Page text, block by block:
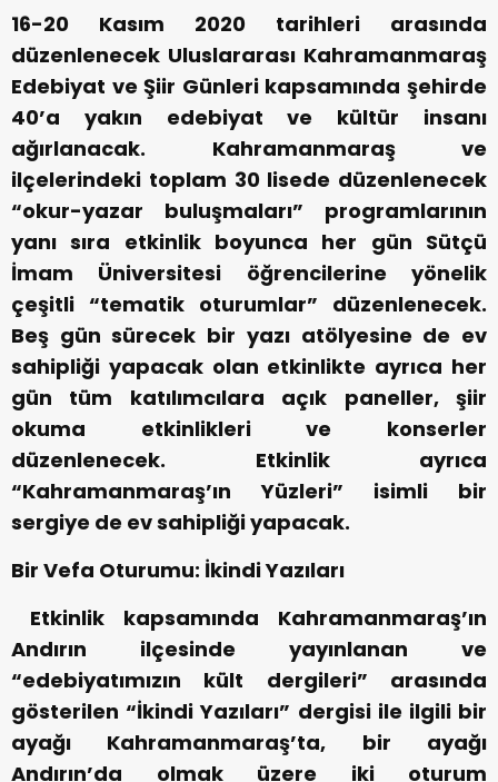
16-20 Kasım 2020 tarihleri arasında
düzenlenecek Uluslararası Kahramanmaraş
Edebiyat ve Şiir Günleri kapsamında şehirde
40’a yakın edebiyat ve kültür insanı
ağırlanacak. Kahramanmaraş ve
ilçelerindeki toplam 30 lisede düzenlenecek
“okur-yazar buluşmaları” programlarının
yanı sıra etkinlik boyunca her gün Sütçü
İmam Üniversitesi öğrencilerine yönelik
çeşitli “tematik oturumlar” düzenlenecek.
Beş gün sürecek bir yazı atölyesine de ev
sahipliği yapacak olan etkinlikte ayrıca her
gün tüm katılımcılara açık paneller, şiir
okuma etkinlikleri ve konserler
düzenlenecek. Etkinlik ayrıca
“Kahramanmaraş’ın Yüzleri” isimli bir
sergiye de ev sahipliği yapacak.
Bir Vefa Oturumu: İkindi Yazıları
Etkinlik kapsamında Kahramanmaraş’ın
Andırın ilçesinde yayınlanan ve
“edebiyatımızın kült dergileri” arasında
gösterilen “İkindi Yazıları” dergisi ile ilgili bir
ayağı Kahramanmaraş’ta, bir ayağı
Andırın’da olmak üzere iki oturum